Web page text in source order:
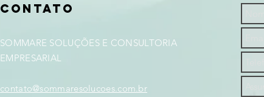
CONTATO
SOMMARE SOLUÇÕES E CONSULTORIA
EMPRESARIAL
contato@sommaresolucoes.com.br